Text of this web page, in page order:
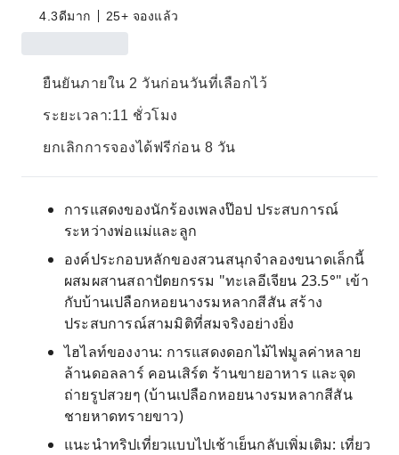
4.3ดีมาก 25+ จองแล้ว
ยืนยันภายใน 2 วันก่อนวันที่เลือกไว้
ระยะเวลา:11 ชั่วโมง
ยกเลิกการจองได้ฟรีก่อน 8 วัน
การแสดงของนักร้องเพลงป๊อป ประสบการณ์
ระหว่างพ่อแม่และลูก
องค์ประกอบหลักของสวนสนุกจำลองขนาดเล็กนี้
ผสมผสานสถาปัตยกรรม "ทะเลอีเจียน 23.5°" เข้า
กับบ้านเปลือกหอยนางรมหลากสีสัน สร้าง
ประสบการณ์สามมิติที่สมจริงอย่างยิ่ง
ไฮไลท์ของงาน: การแสดงดอกไม้ไฟมูลค่าหลาย
ล้านดอลลาร์ คอนเสิร์ต ร้านขายอาหาร และจุด
ถ่ายรูปสวยๆ (บ้านเปลือกหอยนางรมหลากสีสัน
ชายหาดทรายขาว)
แนะนำทริปเที่ยวแบบไปเช้าเย็นกลับเพิ่มเติม: เที่ยว